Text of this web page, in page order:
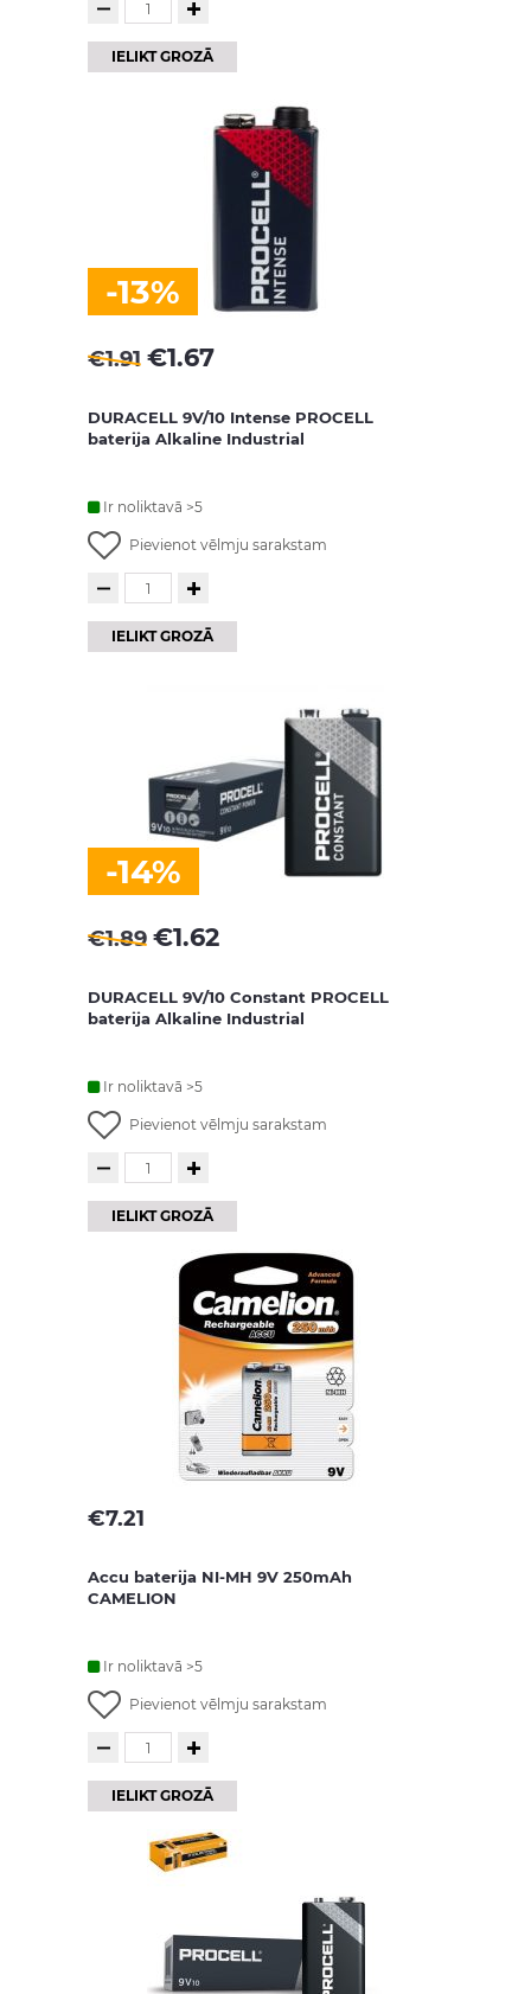
IELIKT GROZĀ
-13%
€1.91 €1.67
DURACELL 9V/10 Intense PROCELL
baterija Alkaline Industrial
Ir noliktavā >5
Pievienot vēlmju sarakstam
IELIKT GROZĀ
-14%
€1.89 €1.62
DURACELL 9V/10 Constant PROCELL
baterija Alkaline Industrial
Ir noliktavā >5
Pievienot vēlmju sarakstam
IELIKT GROZĀ
€7.21
Accu baterija NI-MH 9V 250mAh
CAMELION
Ir noliktavā >5
Pievienot vēlmju sarakstam
IELIKT GROZĀ